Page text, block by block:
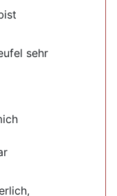
sehr